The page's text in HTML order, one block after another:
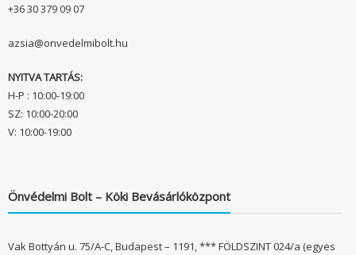
+36 30 379 09 07
azsia@onvedelmibolt.hu
NYITVA TARTÁS:
H-P : 10:00-19:00
SZ: 10:00-20:00
V: 10:00-19:00
Önvédelmi Bolt – Köki Bevásárlóközpont
Vak Bottyán u. 75/A-C, Budapest – 1191, *** FÖLDSZINT 024/a (egyes